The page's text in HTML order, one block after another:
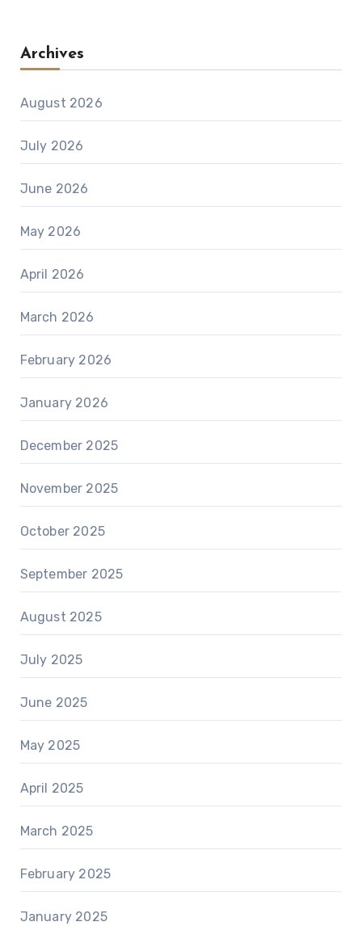
Archives
August 2026
July 2026
June 2026
May 2026
April 2026
March 2026
February 2026
January 2026
December 2025
November 2025
October 2025
September 2025
August 2025
July 2025
June 2025
May 2025
April 2025
March 2025
February 2025
January 2025